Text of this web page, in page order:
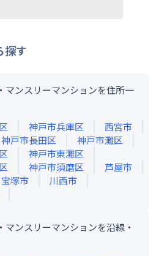
探す
マンスリーマンションを住所一
神戸市兵庫区
西宮市
神戸市長田区
神戸市灘区
神戸市東灘区
神戸市須磨区
芦屋市
宝塚市
川西市
ンスリーマンションを沿線・